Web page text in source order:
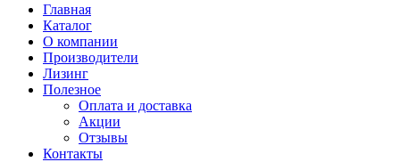
Главная
Каталог
О компании
Производители
Лизинг
Полезное
Оплата и доставка
Акции
Отзывы
Контакты